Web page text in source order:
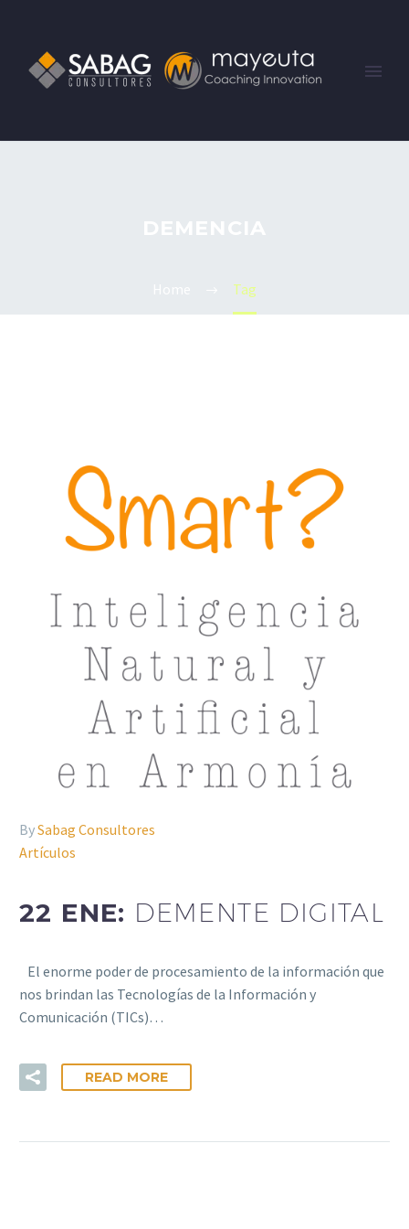
Tag
BySabag Consultores
Artículos
22 ENE: DEMENTE DIGITAL
El enorme poder de procesamiento de la información que
nos brindan las Tecnologías de la Información y
Comunicación (TICs)…
READ MORE